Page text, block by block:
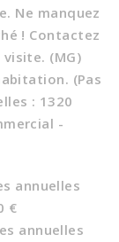
Ne manquez
! Contactez
visite. (MG)
(Pas
: 1320
-
annuelles
€
annuelles